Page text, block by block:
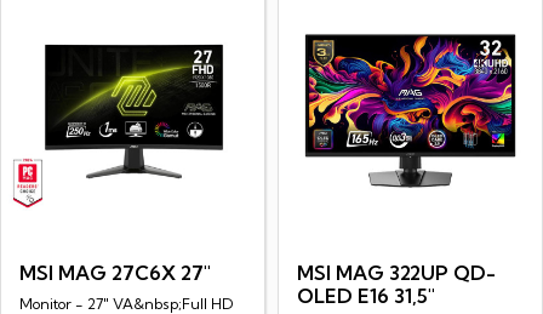
MSI MAG 27C6X 27"
Monitor - 27" VA&nbsp;Full HD
MSI MAG 322UP QD-
OLED E16 31,5"